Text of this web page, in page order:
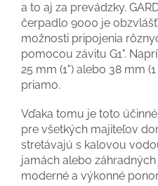
a to aj za prevádzky.
čerpadlo 9000 je
možnosti pripojenia
pomocou závitu G1".
25 mm (1") alebo 38 mm
priamo.
Vďaka tomu je toto
pre všetkých majiteľov
stretávajú s kalovou
jamách alebo
moderné a výkonné